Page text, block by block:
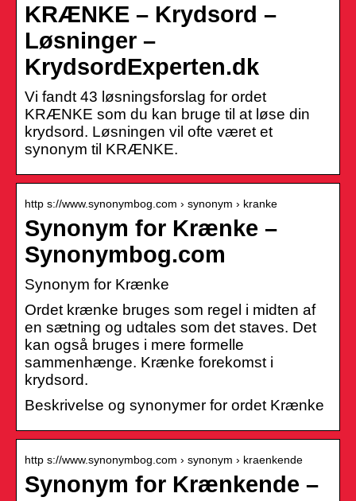
KRÆNKE – Krydsord –
Løsninger –
KrydsordExperten.dk
Vi fandt 43 løsningsforslag for ordet
KRÆNKE som du kan bruge til at løse din
krydsord. Løsningen vil ofte været et
synonym til KRÆNKE.
http s://www.synonymbog.com › synonym › kranke
Synonym for Krænke –
Synonymbog.com
Synonym for Krænke
Ordet krænke bruges som regel i midten af ​​
en sætning og udtales som det staves. Det
kan også bruges i mere formelle
sammenhænge. Krænke forekomst i
krydsord.
Beskrivelse og synonymer for ordet Krænke
http s://www.synonymbog.com › synonym › kraenkende
Synonym for Krænkende –